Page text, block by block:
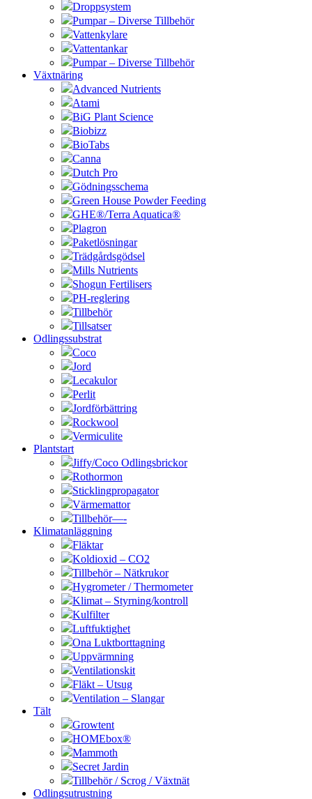
Droppsystem
Pumpar – Diverse Tillbehör
Vattenkylare
Vattentankar
Pumpar – Diverse Tillbehör
Växtnäring
Advanced Nutrients
Atami
BiG Plant Science
Biobizz
BioTabs
Canna
Dutch Pro
Gödningsschema
Green House Powder Feeding
GHE®/Terra Aquatica®
Plagron
Paketlösningar
Trädgårdsgödsel
Mills Nutrients
Shogun Fertilisers
PH-reglering
Tillbehör
Tillsatser
Odlingssubstrat
Coco
Jord
Lecakulor
Perlit
Jordförbättring
Rockwool
Vermiculite
Plantstart
Jiffy/Coco Odlingsbrickor
Rothormon
Sticklingpropagator
Värmemattor
Tillbehör—-
Klimatanläggning
Fläktar
Koldioxid – CO2
Tillbehör – Nätkrukor
Hygrometer / Thermometer
Klimat – Styrning/kontroll
Kulfilter
Luftfuktighet
Ona Luktborttagning
Uppvärmning
Ventilationskit
Fläkt – Utsug
Ventilation – Slangar
Tält
Growtent
HOMEbox®
Mammoth
Secret Jardin
Tillbehör / Scrog / Växtnät
Odlingsutrustning